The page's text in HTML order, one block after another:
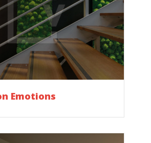
Emotions